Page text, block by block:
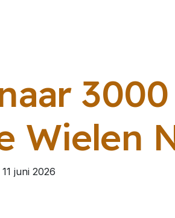
Wielen
11 juni 2026